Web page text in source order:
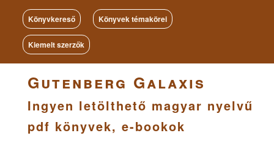
Könyvkereső Könyvek témakörei
Kiemelt szerzők
Gutenberg Galaxis
Ingyen letölthető magyar nyelvű
pdf könyvek, e-bookok